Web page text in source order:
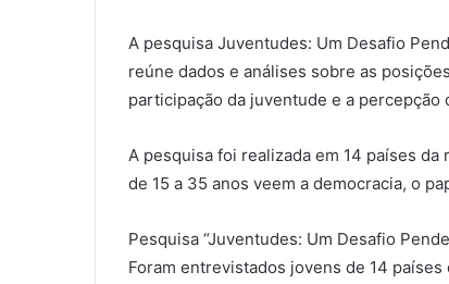
A pesquisa Juventudes: Um Desafio
reúne dados e análises sobre as
participação da juventude e a
A pesquisa foi realizada em 14 países
de 15 a 35 anos veem a democracia, o
Pesquisa “Juventudes: Um Desafio
Foram entrevistados jovens de 14